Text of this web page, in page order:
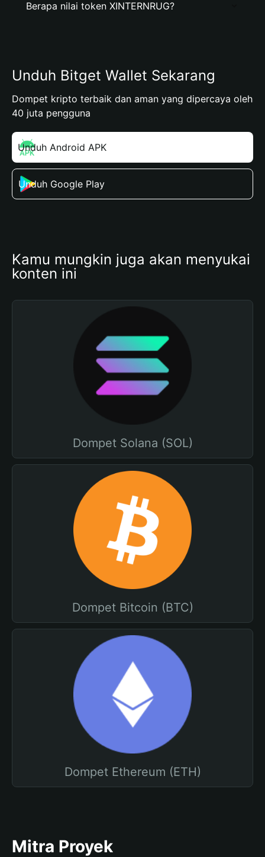
Berapa nilai token XINTERNRUG?
Unduh Bitget Wallet Sekarang
Dompet kripto terbaik dan aman yang dipercaya oleh
40 juta pengguna
Unduh Android APK
Unduh Google Play
Kamu mungkin juga akan menyukai
konten ini
Dompet Solana (SOL)
Dompet Bitcoin (BTC)
Dompet Ethereum (ETH)
Mitra Proyek